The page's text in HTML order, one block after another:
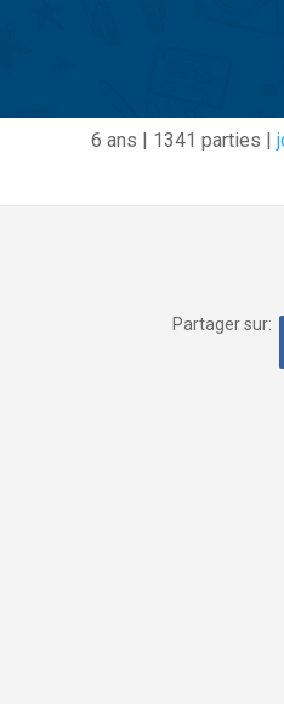
6 ans | 1341 parties |
Partager sur: